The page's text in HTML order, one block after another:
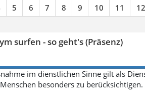
5 6 7 8 9 10 11 12
surfen - so geht's (Präsenz)
im dienstlichen Sinne gilt als
besonders zu berücksichtigen.